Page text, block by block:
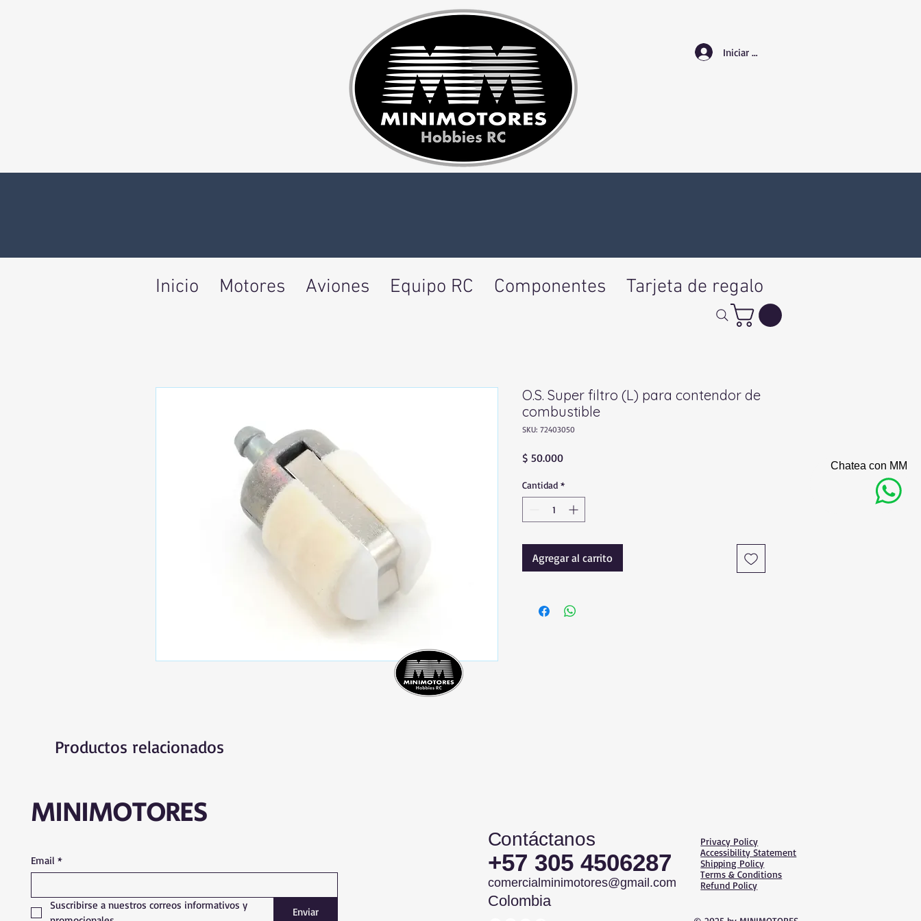
Iniciar sesión
Inicio Motores Aviones Equipo RC Componentes Tarjeta de regalo
Chatea con MM
O.S. Super filtro (L) para contendor de
combustible
SKU: 72403050
$ 50.000Precio
Cantidad *
Agregar al carrito
Productos relacionados
MINIMOTORES
Email *
Suscribirse a nuestros correos informativos y
Enviar
+57 305 4506287
comercialminimotores@gmail.com
Contáctanos
Colombia
Privacy Policy
Accessibility Statement
Shipping Policy
Terms & Conditions
Refund Policy